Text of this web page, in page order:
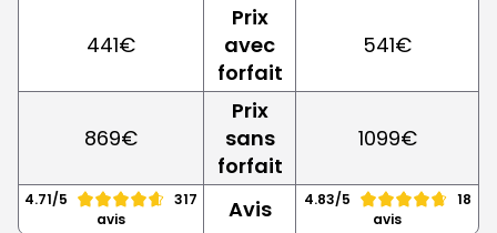
441€
Prix
avec
forfait
541€
869€
Prix
sans
forfait
1099€
4.71/5
317
avis
Avis 4.83/5
18
avis